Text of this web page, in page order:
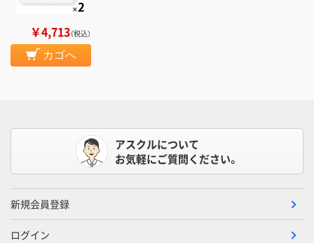
￥4,713（税込）
カゴへ
アスクルについて
お気軽にご質問ください。
新規会員登録
ログイン